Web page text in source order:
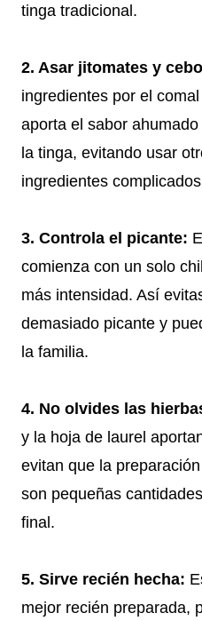
tinga tradicional.
2. Asar jitomates y
ingredientes por el
aporta el sabor
la tinga, evitando usar
ingredientes
3. Controla el picante:
comienza con un solo
más intensidad. Así
demasiado picante y
la familia.
4. No olvides las
y la hoja de laurel
evitan que la
son pequeñas
final.
5. Sirve recién hecha:
mejor recién preparada,